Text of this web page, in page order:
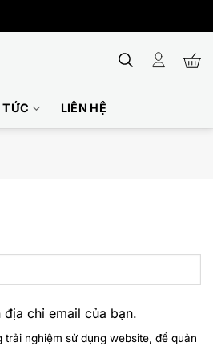
TỨC LIÊN HỆ
chỉ email của bạn.
nghiệm sử dụng website, để quản